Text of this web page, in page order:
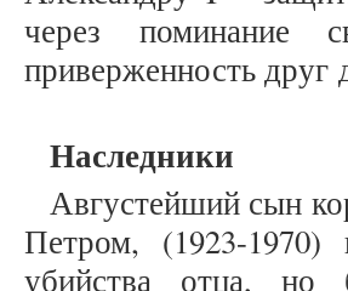
через поминание
приверженность
Наследники
Августейший сын
Петром, (1923-1970)
убийства отца, но